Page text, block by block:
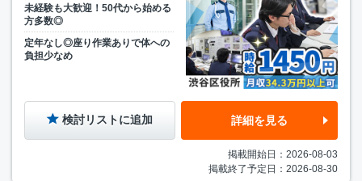
未経験も大歓迎！50代から始める
方多数◎
定年なし◎座り作業ありで体への
負担少なめ
検討リストに追加 詳細を見る
掲載開始日：2026-08-03
掲載終了予定日：2026-08-30